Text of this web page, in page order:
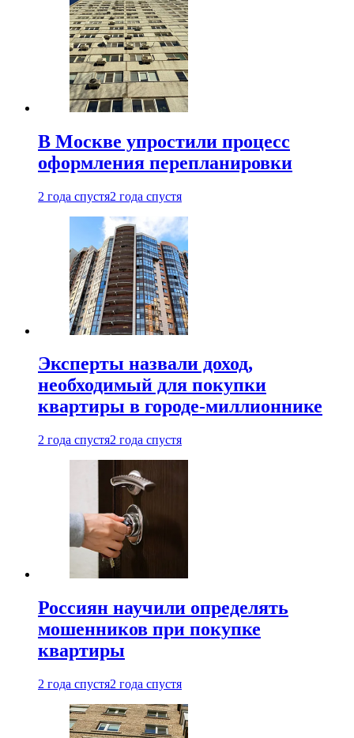
В Москве упростили процесс
оформления перепланировки
2 года спустя2 года спустя
Эксперты назвали доход,
необходимый для покупки
квартиры в городе-миллионнике
2 года спустя2 года спустя
Россиян научили определять
мошенников при покупке
квартиры
2 года спустя2 года спустя